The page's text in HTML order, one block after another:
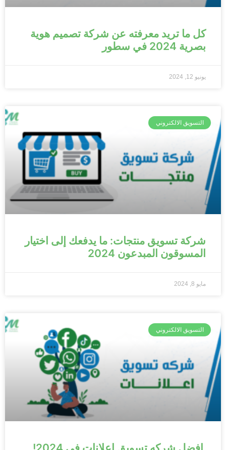
كل ما تريد معرفته عن شركة تصميم هوية
بصرية 2024 في سطور
يونيو 12, 2024
التسويق الالكتروني
شركة تسويق منتجات: ما يدفعك إلى اختيار
المسوقون المبدعون 2024
مايو 8, 2024
التسويق الالكتروني